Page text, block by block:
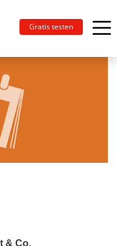
Gratis testen
& Co.